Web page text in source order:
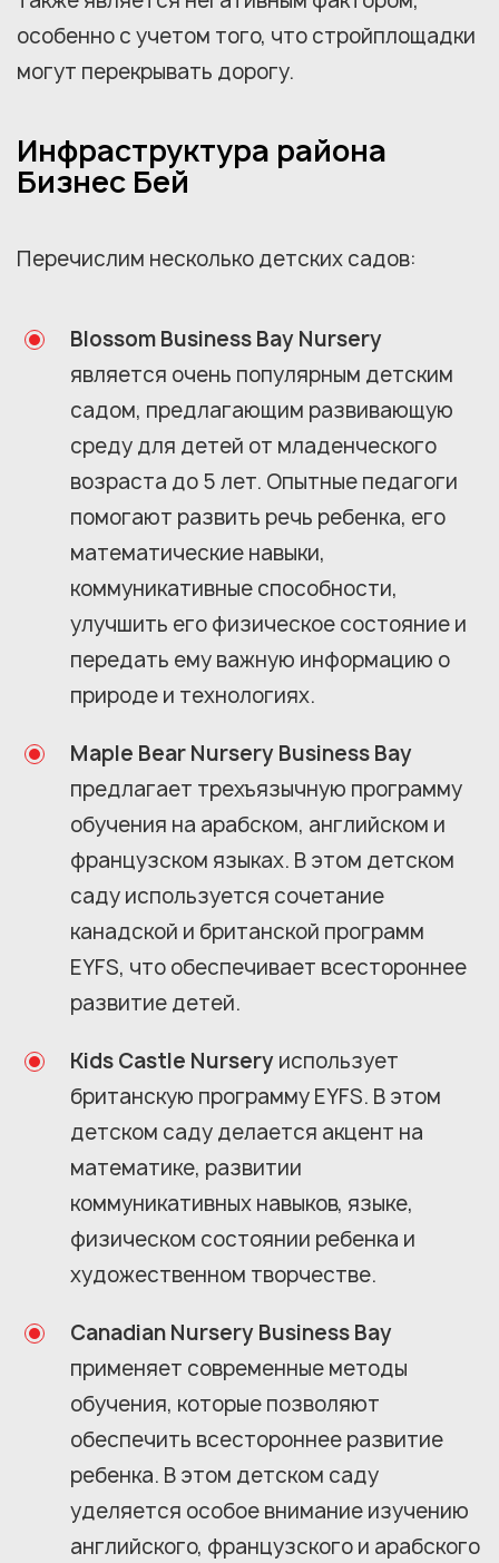
особенно с учетом того, что стройплощадки
могут перекрывать дорогу.
Инфраструктура района
Бизнес Бей
Перечислим несколько детских садов:
Blossom Business Bay Nursery
является очень популярным детским
садом, предлагающим развивающую
среду для детей от младенческого
возраста до 5 лет. Опытные педагоги
помогают развить речь ребенка, его
математические навыки,
коммуникативные способности,
улучшить его физическое состояние и
передать ему важную информацию о
природе и технологиях.
Maple Bear Nursery Business Bay
предлагает трехъязычную программу
обучения на арабском, английском и
французском языках. В этом детском
саду используется сочетание
канадской и британской программ
EYFS, что обеспечивает всестороннее
развитие детей.
Kids Castle Nursery использует
британскую программу EYFS. В этом
детском саду делается акцент на
математике, развитии
коммуникативных навыков, языке,
физическом состоянии ребенка и
художественном творчестве.
Canadian Nursery Business Bay
применяет современные методы
обучения, которые позволяют
обеспечить всестороннее развитие
ребенка. В этом детском саду
уделяется особое внимание изучению
английского, французского и арабского